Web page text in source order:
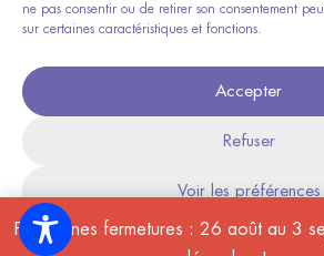
ne pas consentir ou de retirer son consentement
sur certaines caractéristiques et fonctions.
Accepter
Refuser
Voir les préférences
Mentions
Prochaines fermetures : 26 août au 3
Réserver un séjour
Lire les avis
Conditions pour la
Mentions légales|Politique de
générales de vente
© Henricat